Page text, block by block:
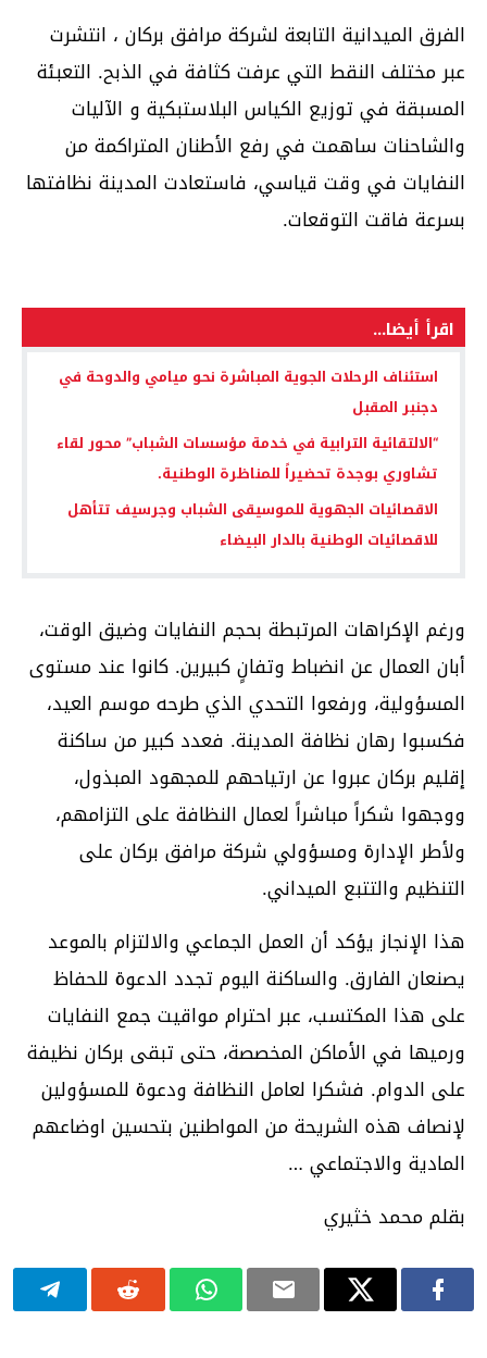
الفرق الميدانية التابعة لشركة مرافق بركان ، انتشرت
عبر مختلف النقط التي عرفت كثافة في الذبح. التعبئة
المسبقة في توزيع الكياس البلاستبكية و الآليات
والشاحنات ساهمت في رفع الأطنان المتراكمة من
النفايات في وقت قياسي، فاستعادت المدينة نظافتها
بسرعة فاقت التوقعات.
اقرأ أيضا...
استئناف الرحلات الجوية المباشرة نحو ميامي والدوحة في
دجنبر المقبل
“الالتقائية الترابية في خدمة مؤسسات الشباب” محور لقاء
تشاوري بوجدة تحضيراً للمناظرة الوطنية.
الاقصائيات الجهوية للموسيقى الشباب وجرسيف تتأهل
للاقصائيات الوطنية بالدار البيضاء
ورغم الإكراهات المرتبطة بحجم النفايات وضيق الوقت،
أبان العمال عن انضباط وتفانٍ كبيرين. كانوا عند مستوى
المسؤولية، ورفعوا التحدي الذي طرحه موسم العيد،
فكسبوا رهان نظافة المدينة. فعدد كبير من ساكنة
إقليم بركان عبروا عن ارتياحهم للمجهود المبذول،
ووجهوا شكراً مباشراً لعمال النظافة على التزامهم،
ولأطر الإدارة ومسؤولي شركة مرافق بركان على
التنظيم والتتبع الميداني.
هذا الإنجاز يؤكد أن العمل الجماعي والالتزام بالموعد
يصنعان الفارق. والساكنة اليوم تجدد الدعوة للحفاظ
على هذا المكتسب، عبر احترام مواقيت جمع النفايات
ورميها في الأماكن المخصصة، حتى تبقى بركان نظيفة
على الدوام. فشكرا لعامل النظافة ودعوة للمسؤولين
لإنصاف هذه الشريحة من المواطنين بتحسين اوضاعهم
المادية والاجتماعي …
بقلم محمد خثيري